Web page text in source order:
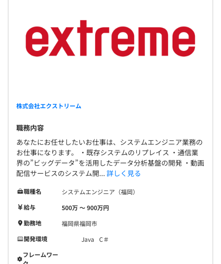
株式会社エクストリーム
職務内容
あなたにお任せしたいお仕事は、システムエンジニア業務の
お仕事になります。 ・既存システムのリプレイス ・通信業
界の”ビッグデータ”を活用したデータ分析基盤の開発 ・動画
配信サービスのシステム開... 詳しく見る
職種名
システムエンジニア（福岡）
給与
500万 〜 900万円
勤務地
福岡県福岡市
開発環境
Java
C＃
フレームワー